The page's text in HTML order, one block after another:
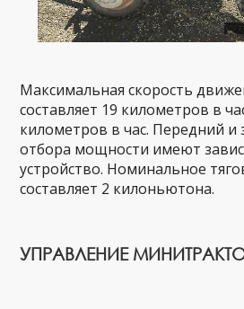
Максимальная скорость
составляет 19 километров в
километров в час. Передний и
отбора мощности имеют
устройство. Номинальное
составляет 2 килоньютона.
УПРАВЛЕНИЕ